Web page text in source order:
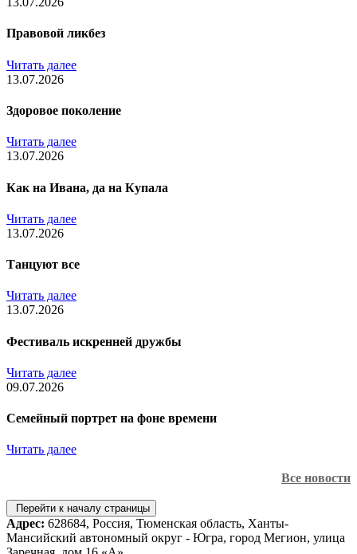
Правовой ликбез
Читать далее
13.07.2026
Здоровое поколение
Читать далее
13.07.2026
Как на Ивана, да на Купала
Читать далее
13.07.2026
Танцуют все
Читать далее
13.07.2026
Фестиваль искренней дружбы
Читать далее
09.07.2026
Семейный портрет на фоне времени
Читать далее
Все новости
Перейти к началу страницы
Адрес: 628684, Россия, Тюменская область, Ханты-
Мансийский автономный округ - Югра, город Мегион, улица